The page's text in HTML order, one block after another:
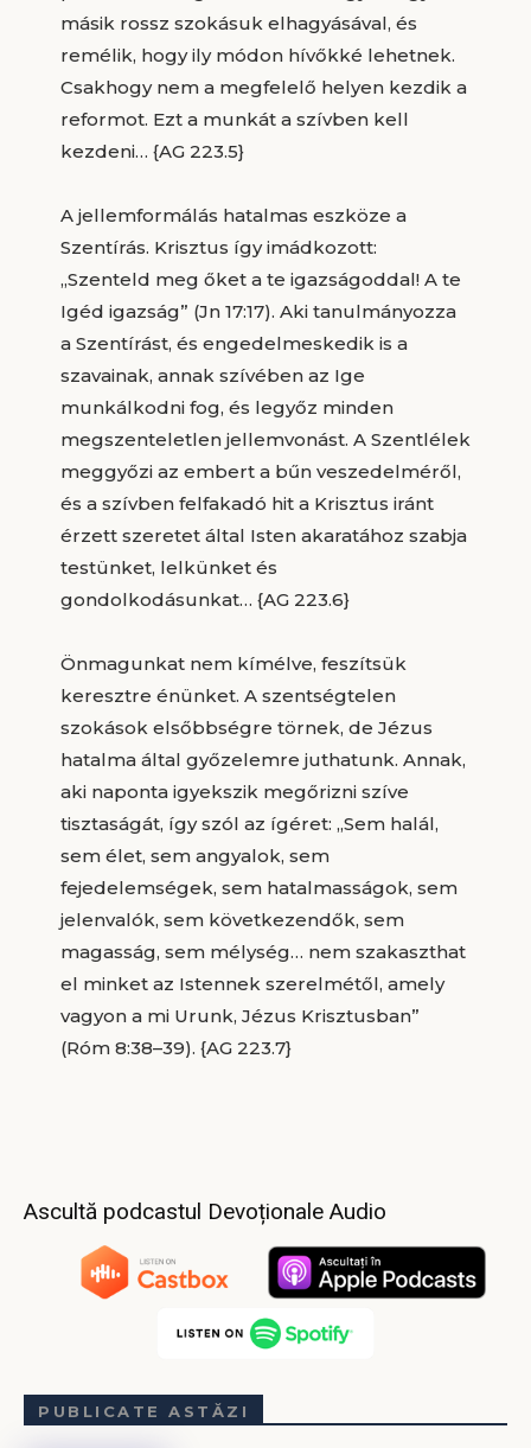
másik rossz szokásuk elhagyásával, és
remélik, hogy ily módon hívőkké lehetnek.
Csakhogy nem a megfelelő helyen kezdik a
reformot. Ezt a munkát a szívben kell
kezdeni… {AG 223.5}
A jellemformálás hatalmas eszköze a
Szentírás. Krisztus így imádkozott:
„Szenteld meg őket a te igazságoddal! A te
Igéd igazság” (Jn 17:17). Aki tanulmányozza
a Szentírást, és engedelmeskedik is a
szavainak, annak szívében az Ige
munkálkodni fog, és legyőz minden
megszenteletlen jellemvonást. A Szentlélek
meggyőzi az embert a bűn veszedelméről,
és a szívben felfakadó hit a Krisztus iránt
érzett szeretet által Isten akaratához szabja
testünket, lelkünket és
gondolkodásunkat… {AG 223.6}
Önmagunkat nem kímélve, feszítsük
keresztre énünket. A szentségtelen
szokások elsőbbségre törnek, de Jézus
hatalma által győzelemre juthatunk. Annak,
aki naponta igyekszik megőrizni szíve
tisztaságát, így szól az ígéret: „Sem halál,
sem élet, sem angyalok, sem
fejedelemségek, sem hatalmasságok, sem
jelenvalók, sem következendők, sem
magasság, sem mélység… nem szakaszthat
el minket az Istennek szerelmétől, amely
vagyon a mi Urunk, Jézus Krisztusban”
(Róm 8:38–39). {AG 223.7}
Ascultă podcastul Devoționale Audio
PUBLICATE ASTĂZI